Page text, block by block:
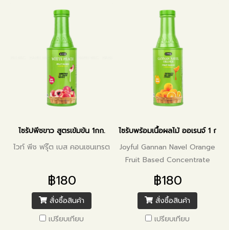
ไซรัปพีชขาว สูตรเข้มข้น 1กก.
ไวท์ พีช ฟรุ๊ต เบส คอนเซนเทรต
฿180
สั่งซื้อสินค้า
เปรียบเทียบ
ไซรับพร้อมเนื้อผลไม้ ออเรนจ์ 1 กก.
Joyful Gannan Navel Orange
Fruit Based Concentrate
฿180
สั่งซื้อสินค้า
เปรียบเทียบ